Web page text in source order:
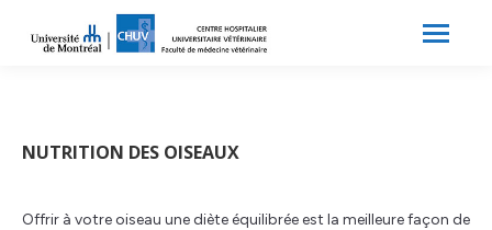
NUTRITION DES OISEAUX
Offrir à votre oiseau une diète équilibrée est la meilleure façon de